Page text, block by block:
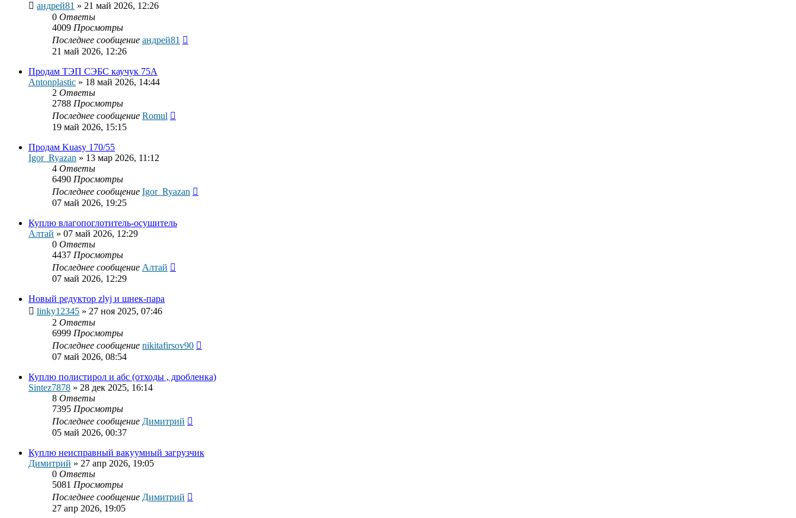
андрей81 » 21 май 2026, 12:26
0 Ответы
4009 Просмотры
Последнее сообщение андрей81
21 май 2026, 12:26
Продам ТЭП СЭБС каучук 75А
Antonplastic » 18 май 2026, 14:44
2 Ответы
2788 Просмотры
Последнее сообщение Romul
19 май 2026, 15:15
Продам Kuasy 170/55
Igor_Ryazan » 13 мар 2026, 11:12
4 Ответы
6490 Просмотры
Последнее сообщение Igor_Ryazan
07 май 2026, 19:25
Куплю влагопоглотитель-осушитель
Алтай » 07 май 2026, 12:29
0 Ответы
4437 Просмотры
Последнее сообщение Алтай
07 май 2026, 12:29
Новый редуктор zlyj и шнек-пара
linky12345 » 27 ноя 2025, 07:46
2 Ответы
6999 Просмотры
Последнее сообщение nikitafirsov90
07 май 2026, 08:54
Куплю полистирол и абс (отходы , дробленка)
Sintez7878 » 28 дек 2025, 16:14
8 Ответы
7395 Просмотры
Последнее сообщение Димитрий
05 май 2026, 00:37
Куплю неисправный вакуумный загрузчик
Димитрий » 27 апр 2026, 19:05
0 Ответы
5081 Просмотры
Последнее сообщение Димитрий
27 апр 2026, 19:05